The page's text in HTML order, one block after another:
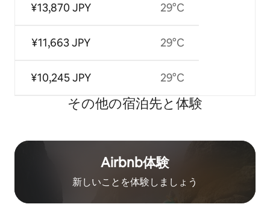
¥13,870 JPY
¥11,663 JPY
¥10,245 JPY
29°C
29°C
29°C
その他の宿⁠泊⁠先と体⁠験
Airbnb体験
新しいことを体験しましょう